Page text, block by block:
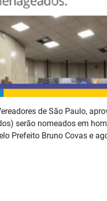
de São Paulo,
serão nomeados em
Prefeito Bruno Covas e